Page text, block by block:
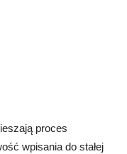
proces
wpisania do stałej